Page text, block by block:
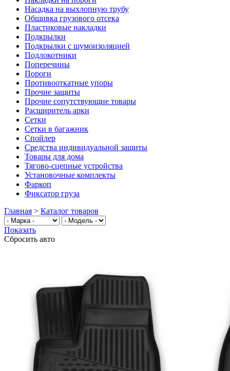
Насадка на выхлопную трубу
Обшивка грузового отсека
Пластиковые накладки
Подкрылки
Подкрылки с шумоизоляцией
Подлокотники
Поперечины
Пороги
Противооткатные упоры
Прочие защиты
Прочие сопутствующие товары
Расширитель арки
Сетки
Сетки в багажник
Спойлер
Средства индивидуальной защиты
Товары для дома
Тягово-сцепные устройства
Установочные комплекты
Фаркоп
Фиксатор груза
Главная > Каталог товаров
Показать
Сбросить авто